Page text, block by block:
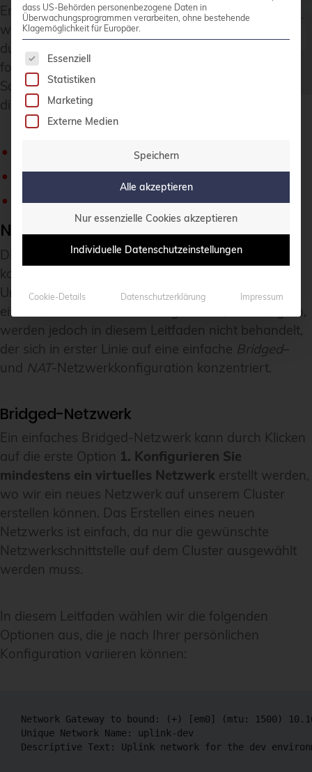
Erstinstallation
werden Sie
durch die
folgenden drei
Schritte geführt,
die im Detail behandelt werden:
Netzwerk konfigurieren
Speicher konfigurieren
VM erstellen
Netzwerk konfigurieren
Die Vernetzung ist einer der wichtigsten und
komplexesten Aspekte in virtualisierten
Umgebungen. Noch komplexere Konfigurationen,
einschließlich
-Trennungen usw., sind möglich,
werden jedoch in diesem Leitfaden nicht behandelt,
der sich in erster Linie auf eine einfache Bridged–
und NAT-Netzwerkkonfiguration konzentriert.
Bridged-Netzwerk
Ein einfaches Bridged-Netzwerk kann durch Klicken
auf die erste Option 1. Konfigurieren Sie
mindestens ein virtuelles Netzwerk erstellt werden,
wo wir ein neues Netzwerk auf unserem Cluster
erstellen können. Das Erstellen eines neuen
Netzwerks ist einfach, da nur die gewünschte
Netzwerkschnittstelle auf dem Cluster ausgewählt
werden muss.
In diesem Leitfaden wählen wir die folgenden
Optionen aus, die je nach Ihrer persönlichen
Konfiguration variieren können:
Network Gateway to bound: (+) [em0] (mtu: 1500)
Unique Network Name: uplink-dev
dass US-Behörden personenbezogene Daten in
Überwachungsprogrammen verarbeiten, ohne bestehende
Klagemöglichkeit für Europäer.
Es folgt eine Liste der Service-Gruppen, für die
Essenziell
Statistiken
Marketing
Externe Medien
Speichern
Alle akzeptieren
Nur essenzielle Cookies akzeptieren
Individuelle Datenschutzeinstellungen
Cookie-Details Datenschutzerklärung Impressum